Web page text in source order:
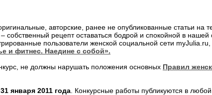
авторские, ранее не опубликованные статьи на
собственный рецепт оставаться бодрой и спокойной в нашей
пользователи женской социальной сети
и фитнес. Наедине с собой».
не должны нарушать положения основных Правил
января 2011 года . Конкурсные работы публикуются в